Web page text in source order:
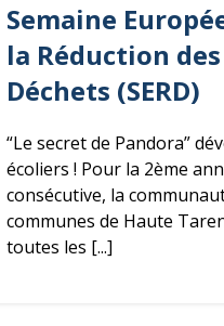
Semaine
la Réduction des
Déchets (SERD)
“Le secret de Pandora”
écoliers ! Pour la 2ème
consécutive, la
communes de Haute
toutes les [...]